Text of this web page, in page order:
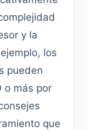
y la
los
pueden
o más por
que